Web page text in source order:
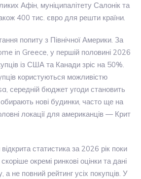
Афін, муніципалітету Салонік та
400 тис. євро для решти країни.
попиту з Північної Америки. За
in Greece, у першій половині 2026
із США та Канади зріс на 50%.
користуються можливістю
середній бюджет угоди становить
нові будинки, часто ще на
локації для американців — Крит
статистика за 2026 рік поки
окремі ринкові оцінки та дані
а не повний рейтинг усіх покупців. У